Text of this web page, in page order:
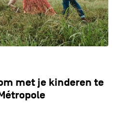
met je kinderen te